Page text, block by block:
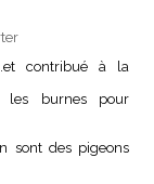
contribué à la
les burnes pour
sont des pigeons